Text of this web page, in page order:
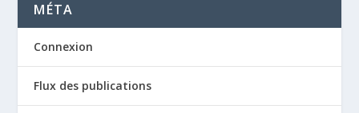
MÉTA
Connexion
Flux des publications